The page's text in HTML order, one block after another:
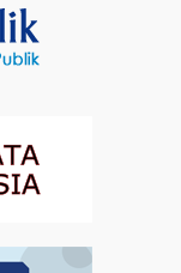
Tio Menemukan